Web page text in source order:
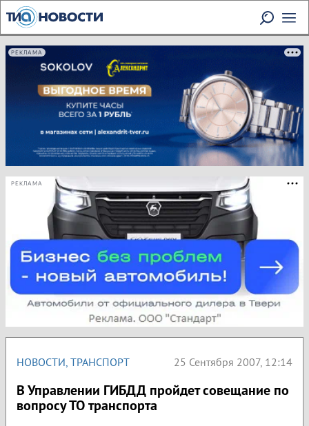
РЕКЛАМА
РЕКЛАМА
НОВОСТИ, ТРАНСПОРТ 25 Сентября 2007, 12:14
В Управлении ГИБДД пройдет совещание по
вопросу ТО транспорта